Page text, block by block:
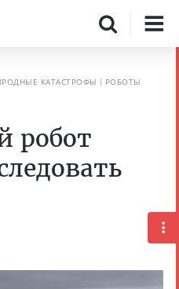
КАТАСТРОФЫ РОБОТЫ
робот